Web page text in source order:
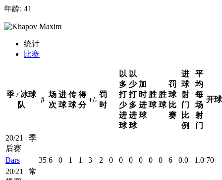
年龄: 41
统计
比赛
季 / 冰球
队
#
场
次
进
球
传
球
得
分
+/-
罚
时
以
多
打
少
进
球
以
少
打
多
进
球
加
时
进
球
胜
球
胜
球
罚
球
比
赛
进
球
射
门
比
例
平
均
每
场
射
门
开球
20/21 | 季
后赛
Bars
35 6 0 1 1 3 2 0 0 0 0 0 0 6 0.0 1.0 70
20/21 | 常